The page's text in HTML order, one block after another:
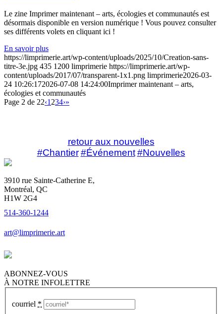
Le zine Imprimer maintenant – arts, écologies et communautés est
désormais disponible en version numérique ! Vous pouvez consulter
ses différents volets en cliquant ici !
En savoir plus
https://limprimerie.art/wp-content/uploads/2025/10/Creation-sans-
titre-3e.jpg 435 1200 limprimerie https://limprimerie.art/wp-
content/uploads/2017/07/transparent-1x1.png limprimerie2026-03-
24 10:26:172026-07-08 14:24:00Imprimer maintenant – arts,
écologies et communautés
Page 2 de 22‹1 234›»
retour aux nouvelles
Chantier
Événement Nouvelles
3910 rue Sainte-Catherine E,
Montréal, QC
H1W 2G4
514-360-1244
art@limprimerie.art
ABONNEZ-VOUS
À NOTRE INFOLETTRE
courriel *